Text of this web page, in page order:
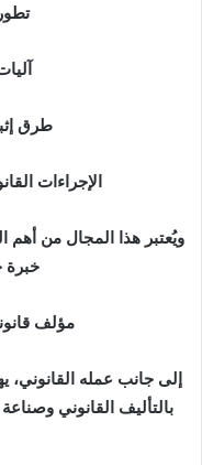
طرق
الإجراءات
ويُعتبر هذا المجال من أهم
خبرة
مؤلف
إلى جانب عمله القانوني،
بالتأليف القانوني